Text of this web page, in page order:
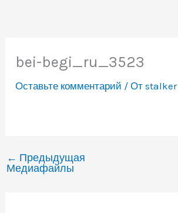
bei-begi_ru_3523
Оставьте комментарий / Отstalker
← Предыдущая
Медиафайлы